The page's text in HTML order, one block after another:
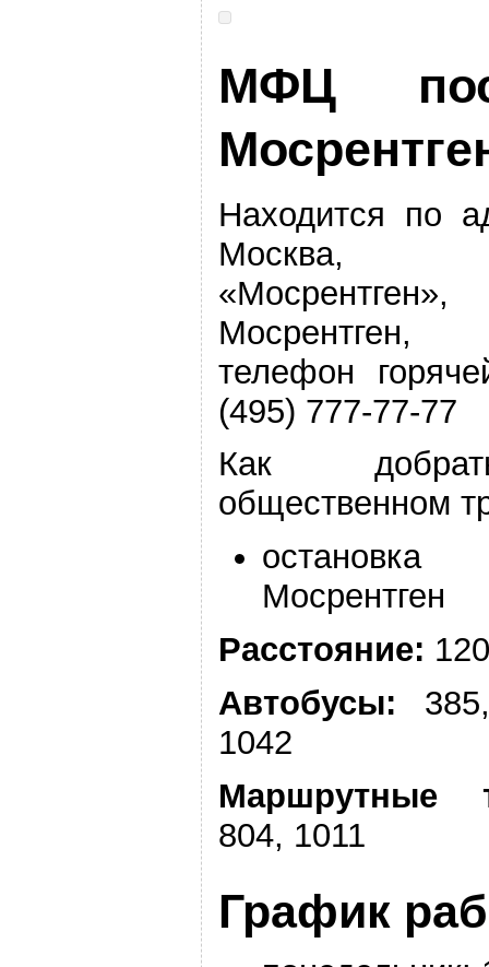
МФЦ
Находится по
Москва,
телефон
(495) 777-77-77
Как
общественном
Мосрентген
Расстояние:
Автобусы:
1042
Маршрутные
804, 1011
График